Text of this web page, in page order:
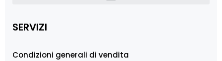
SERVIZI
Condizioni generali di vendita